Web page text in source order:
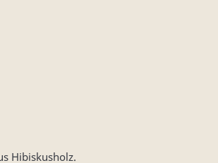
Hibiskusholz.